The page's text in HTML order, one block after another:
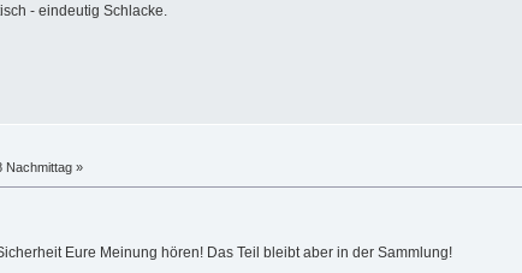
- eindeutig Schlacke.
Nachmittag »
Eure Meinung hören! Das Teil bleibt aber in der Sammlung!